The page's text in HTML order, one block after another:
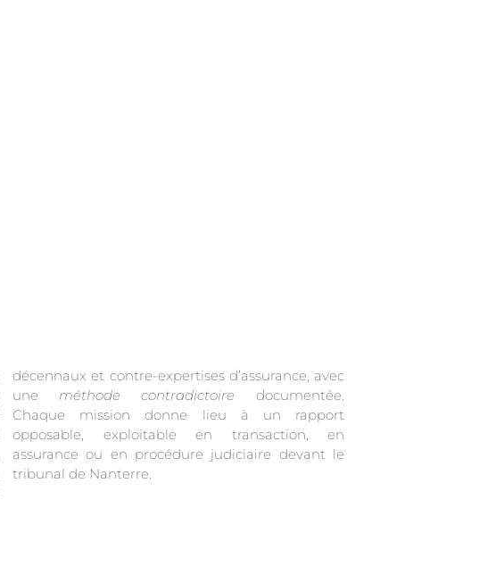
une méthode contradictoire documentée.
Chaque mission donne lieu à un rapport
opposable, exploitable en transaction, en
assurance ou en procédure judiciaire devant le
tribunal de Nanterre.